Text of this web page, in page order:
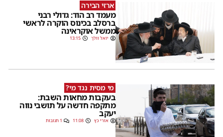
ארזי הבירה
מעמד רב הוד: גדולי רבני
ברסלב בכינוס הוקרה לראשי
ממשל אוקראינה
יואל וולך 13:15
מי מסית נגד מי?
בעקבות מחאות השבת:
מתקפה חדשה על תושבי נווה
יעקב
אורי כץ 11:08 1 תגובות